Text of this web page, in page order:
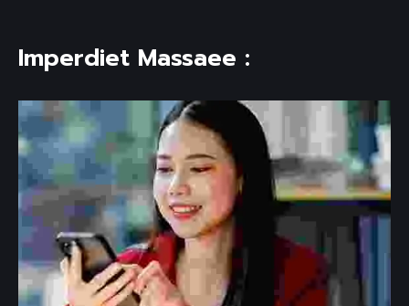
Imperdiet Massaee :